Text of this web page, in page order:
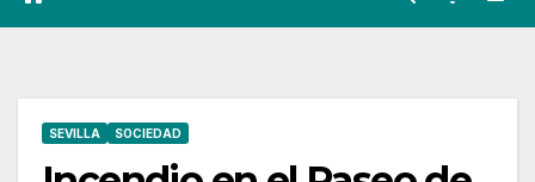
SEVILLA SOCIEDAD